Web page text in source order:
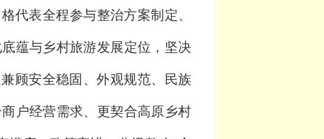
代表全程参与整治方案制定、
蕴与乡村旅游发展定位，坚决
顾安全稳固、外观规范、民族
户经营需求、更契合高原乡村